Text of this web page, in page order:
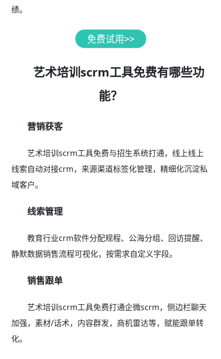
绩。
艺术培训scrm工具免费有哪些功
能？
营销获客
艺术培训scrm工具免费与招生系统打通，线上线上
线索自动对接crm，来源渠道标签化管理，精细化沉淀私
域客户。
线索管理
教育行业crm软件分配规程、公海分组、回访提醒、
静默数据销售流程可视化，按需求自定义字段。
销售跟单
艺术培训scrm工具免费打通企微scrm，侧边栏聊天
加强，素材/话术，内容群发，商机雷达等，赋能跟单转
化。